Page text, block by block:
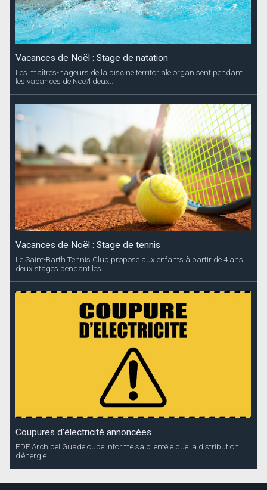
Vacances de Noël : Stage de natation
Les maîtres-nageurs de la piscine territoriale organisent pendant
les vacances de Noe?l deux...
Vacances de Noël : Stage de tennis
Le Saint-Barth Tennis Club propose aux enfants à partir de 4 ans,
deux stages pendant les...
Coupures d’électricité annoncées
EDF Archipel Guadeloupe informe sa clientèle que la distribution
d’énergie...